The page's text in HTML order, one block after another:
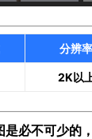
分辨率
2K以
是必不可少的